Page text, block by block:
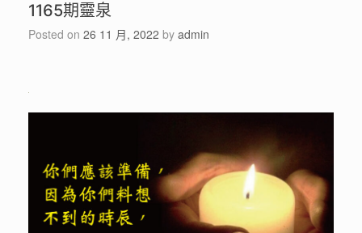
1165期靈泉
Posted on 26 11 月, 2022 by admin